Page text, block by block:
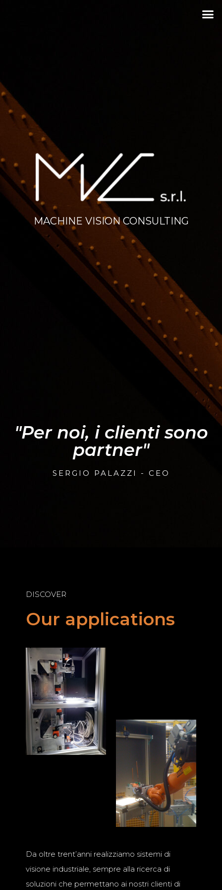
MACHINE VISION CONSULTING
"Per noi, i clienti sono
partner"
SERGIO PALAZZI - CEO
DISCOVER
Our applications
Da oltre trent’anni realizziamo sistemi di
visione industriale, sempre alla ricerca di
soluzioni che permettano ai nostri clienti di